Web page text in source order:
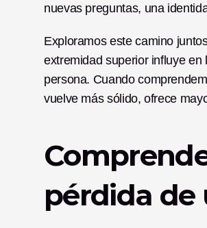
nuevas preguntas, una
Exploramos este camino
extremidad superior influye
persona. Cuando
vuelve más sólido, ofrece
pérdida de